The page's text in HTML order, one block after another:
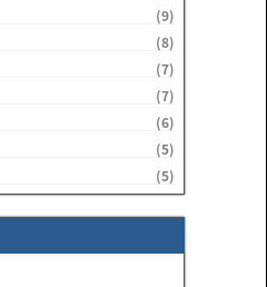
(9)
(8)
(7)
(7)
(6)
(5)
(5)